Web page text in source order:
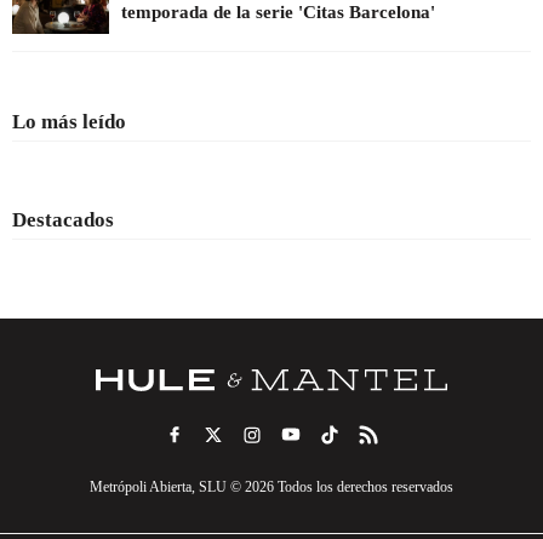
temporada de la serie 'Citas Barcelona'
Lo más leído
Destacados
Metrópoli Abierta, SLU © 2026 Todos los derechos reservados